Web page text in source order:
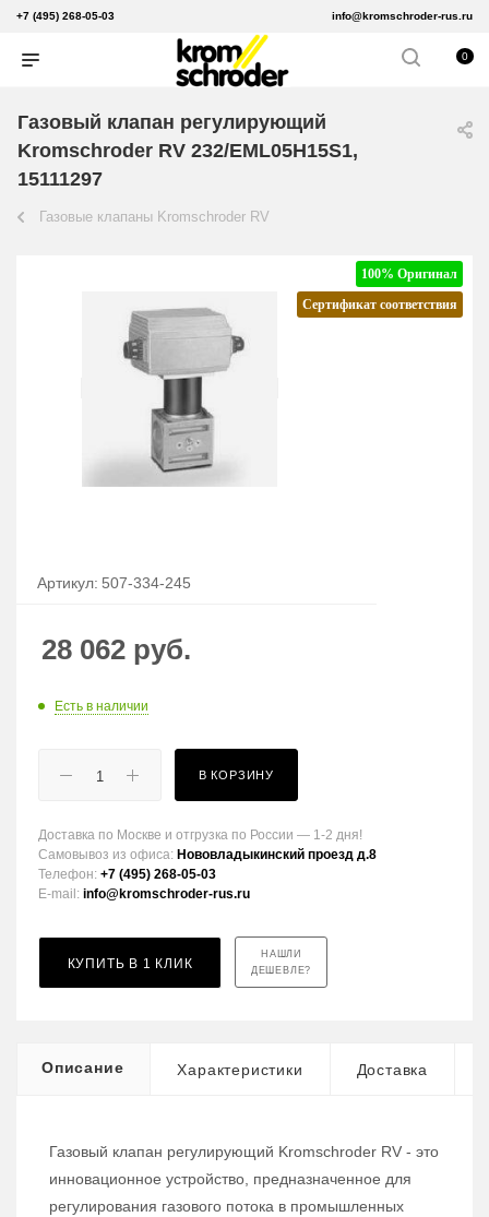
+7 (495) 268-05-03 info@kromschroder-rus.ru
0
Газовый клапан регулирующий
Kromschroder RV 232/EML05H15S1,
15111297
Газовые клапаны Kromschroder RV
100% Оригинал
Сертификат соответствия
Артикул: 507-334-245
28 062 руб.
Есть в наличии
В КОРЗИНУ
Доставка по Москве и отгрузка по России — 1-2 дня!
Самовывоз из офиса: Нововладыкинский проезд д.8
Телефон: +7 (495) 268-05-03
E-mail: info@kromschroder-rus.ru
КУПИТЬ В 1 КЛИК
НАШЛИ
ДЕШЕВЛЕ?
Описание Характеристики Доставка
Газовый клапан регулирующий Kromschroder RV - это
инновационное устройство, предназначенное для
регулирования газового потока в промышленных